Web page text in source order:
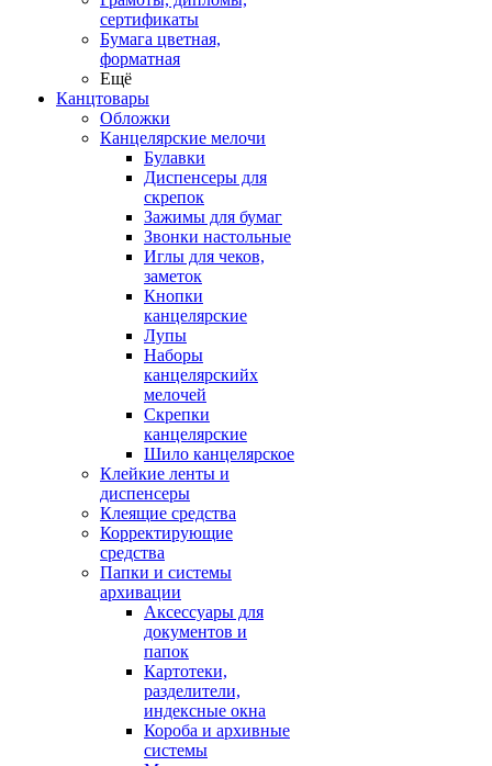
сертификаты
Бумага цветная,
форматная
Ещё
Канцтовары
Обложки
Канцелярские мелочи
Булавки
Диспенсеры для
скрепок
Зажимы для бумаг
Звонки настольные
Иглы для чеков,
заметок
Кнопки
канцелярские
Лупы
Наборы
канцелярскийх
мелочей
Скрепки
канцелярские
Шило канцелярское
Клейкие ленты и
диспенсеры
Клеящие средства
Корректирующие
средства
Папки и системы
архивации
Аксессуары для
документов и
папок
Картотеки,
разделители,
индексные окна
Короба и архивные
системы